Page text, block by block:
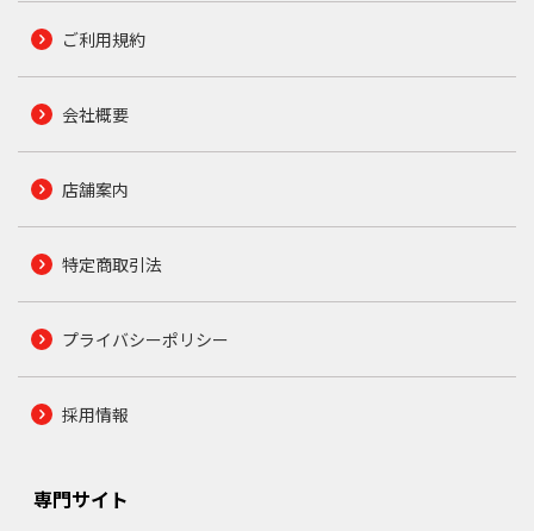
ご利用規約
会社概要
店舗案内
特定商取引法
プライバシーポリシー
採用情報
専門サイト